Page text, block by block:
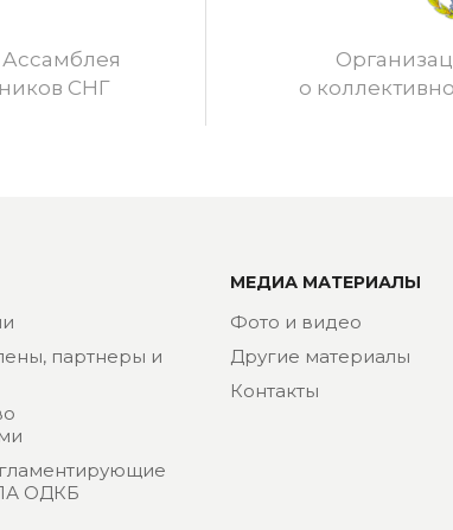
СНГ
о
партнеры и
ОДКБ
МЕДИА МАТЕРИАЛЫ
Фото и видео
Другие материалы
Контакты